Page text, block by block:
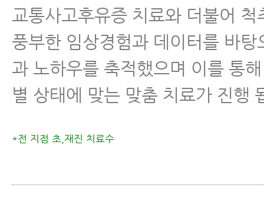
교통사고후유증 치료와 더불어 척
풍부한 임상경험과 데이터를 바탕
과 노하우를 축적했으며 이를 통
별 상태에 맞는 맞춤 치료가 진행
*전 지점 초,재진 치료수